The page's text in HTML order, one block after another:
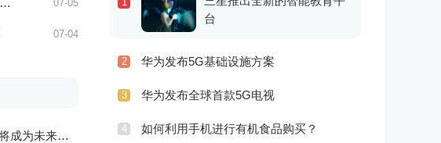
07-05
07-04
忠机者手机专卖平台：移动游戏将成为未来游戏市场的重要组成部分
台
2 华为发布5G基础设施方案
3 华为发布全球首款5G电视
4 如何利用手机进行有机食品购买？